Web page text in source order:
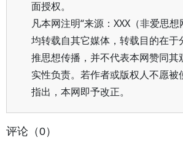
面授权。
凡本网注明“来源：XXX（非爱思想
均转载自其它媒体，转载目的在于
推思想传播，并不代表本网赞同其
实性负责。若作者或版权人不愿被
指出，本网即予改正。
评论（0）